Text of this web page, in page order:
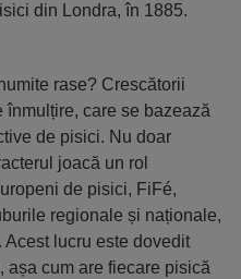
din Londra, în 1885.
rase? Crescătorii
care se bazează
de pisici. Nu doar
joacă un rol
de pisici, FiFé,
regionale și naționale,
lucru este dovedit
așa cum are fiecare pisică